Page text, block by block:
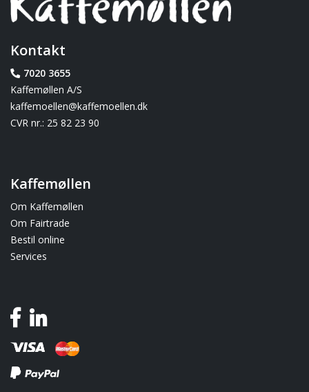
Kontakt
7020 3655
Kaffemøllen A/S
kaffemoellen@kaffemoellen.dk
CVR nr.: 25 82 23 90
Kaffemøllen
Om Kaffemøllen
Om Fairtrade
Bestil online
Services